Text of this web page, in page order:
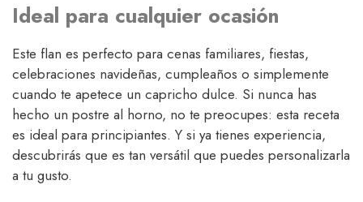
Ideal para cualquier ocasión
Este flan es perfecto para cenas familiares, fiestas,
celebraciones navideñas, cumpleaños o simplemente
cuando te apetece un capricho dulce. Si nunca has
hecho un postre al horno, no te preocupes: esta receta
es ideal para principiantes. Y si ya tienes experiencia,
descubrirás que es tan versátil que puedes personalizarla
a tu gusto.